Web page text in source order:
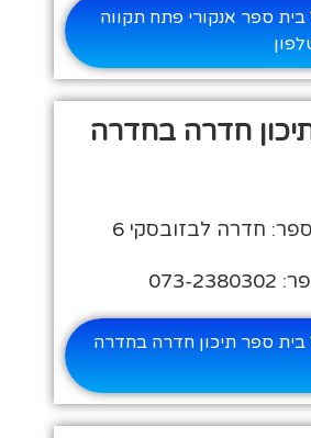
ספר אנקורי פתח תקווה
חדרה בחדרה
חדרה לבזובסקי 6
ספר תיכון חדרה בחדרה